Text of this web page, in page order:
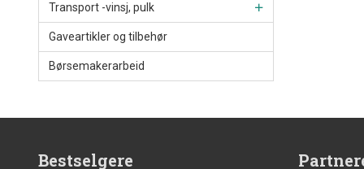
Transport -vinsj, pulk
Gaveartikler og tilbehør
Børsemakerarbeid
Bestselgere